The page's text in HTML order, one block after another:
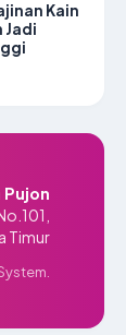
Kain
Jadi
Pujon
Timur